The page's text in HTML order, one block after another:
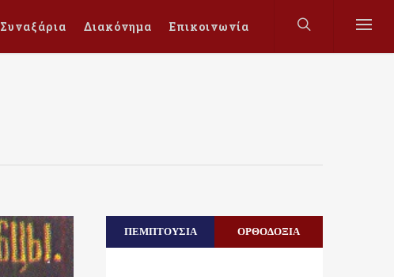
Συναξάρια Διακόνημα Επικοινωνία
ΠΕΜΠΤΟΥΣΙΑ ΟΡΘΟΔΟΞΙΑ